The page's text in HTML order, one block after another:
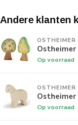
Andere klanten
OSTHEIMER
Op voorraad
OSTHEIMER
Ostheimer
Op voorraad